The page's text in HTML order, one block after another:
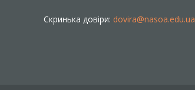
Скринька довіри: dovira@nasoa.edu.ua